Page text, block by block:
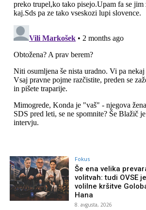
Fokus
Še ena velika
volitvah: tudi OVSE
volilne kršitve
Hana
8. avgusta, 2026